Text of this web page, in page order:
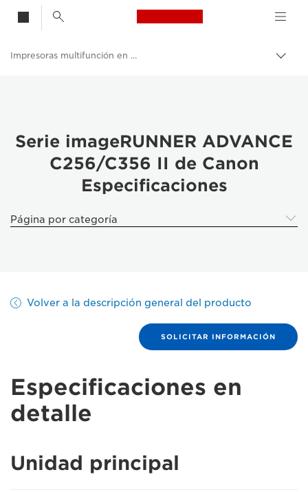
Canon Logo, back
Productos para empresa
Impresoras y faxes para empresa y oficina
Impresoras multifunción, impresoras todo en uno
Impresoras multifunción en color
Serie imageRUNNER ADVANCE
C256/C356 II de Canon
Especificaciones
Página por categoría
Volver a la descripción general del producto
SOLICITAR INFORMACIÓN
Especificaciones en
detalle
Unidad principal